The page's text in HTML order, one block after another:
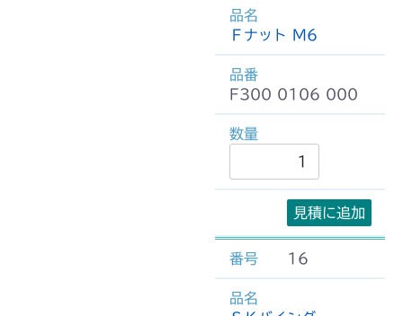
Ｆナット M6
F300 0106 000
見積に追加
16